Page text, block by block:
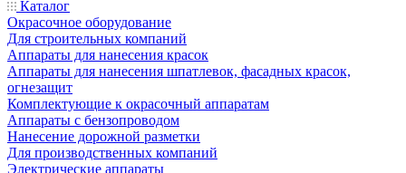
Каталог
Окрасочное оборудование
Для строительных компаний
Аппараты для нанесения красок
Аппараты для нанесения шпатлевок, фасадных красок,
огнезащит
Комплектующие к окрасочный аппаратам
Аппараты с бензопроводом
Нанесение дорожной разметки
Для производственных компаний
Электрические аппараты